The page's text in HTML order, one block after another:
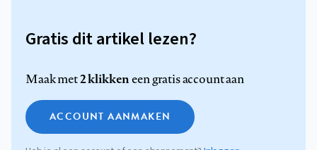
Gratis dit artikel lezen?
Maak met2 klikkeneen gratis account aan
ACCOUNT AANMAKEN